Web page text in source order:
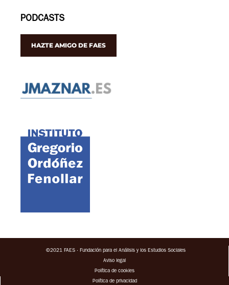
PODCASTS
HAZTE AMIGO DE FAES
©2021 FAES · Fundación para el Análisis y los Estudios Sociales
Aviso legal
Política de cookies
Política de privacidad